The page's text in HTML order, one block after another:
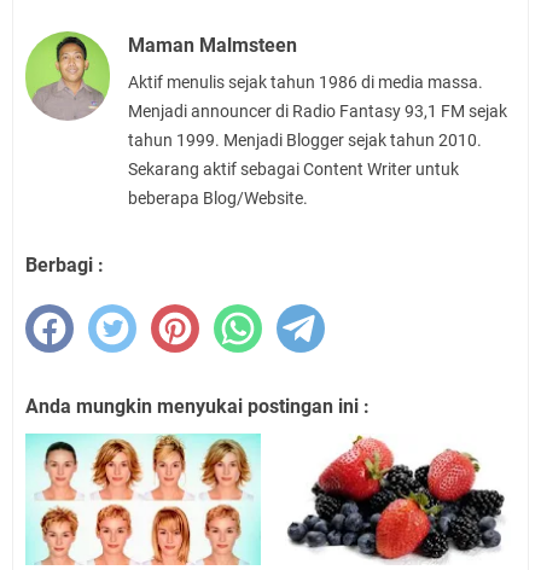
Maman Malmsteen
Aktif menulis sejak tahun 1986 di media massa.
Menjadi announcer di Radio Fantasy 93,1 FM sejak
tahun 1999. Menjadi Blogger sejak tahun 2010.
Sekarang aktif sebagai Content Writer untuk
beberapa Blog/Website.
Berbagi :
Anda mungkin menyukai postingan ini :